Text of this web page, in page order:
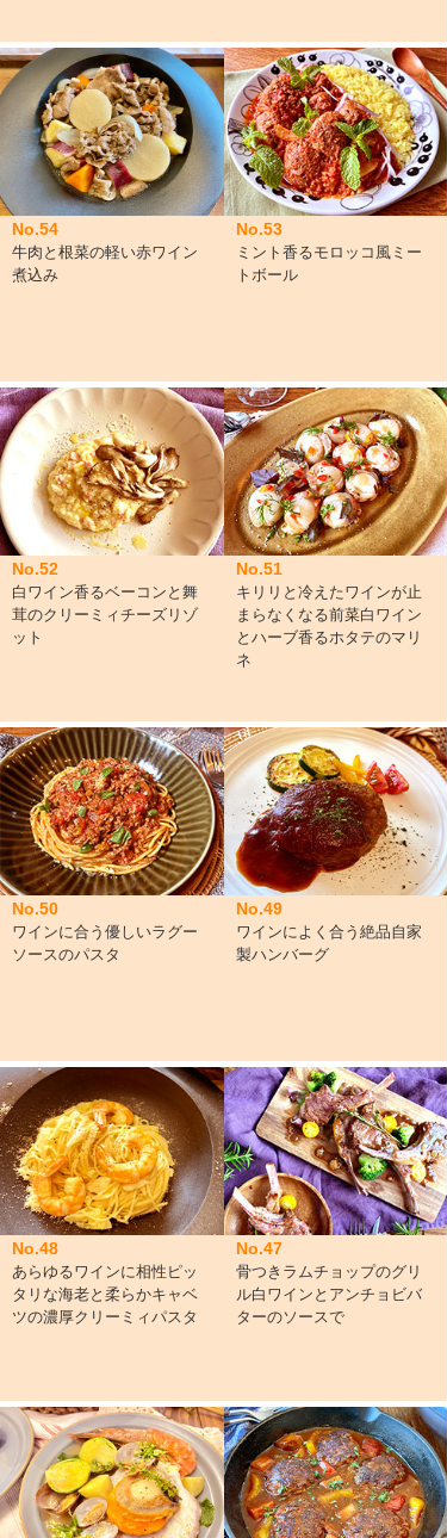
No.54
牛肉と根菜の軽い赤ワイン
煮込み
No.53
ミント香るモロッコ風ミー
トボール
No.52
白ワイン香るベーコンと舞
茸のクリーミィチーズリゾ
ット
No.51
キリリと冷えたワインが止
まらなくなる前菜白ワイン
とハーブ香るホタテのマリ
ネ
No.50
ワインに合う優しいラグー
ソースのパスタ
No.49
ワインによく合う絶品自家
製ハンバーグ
No.48
あらゆるワインに相性ピッ
タリな海老と柔らかキャベ
ツの濃厚クリーミィパスタ
No.47
骨つきラムチョップのグリ
ル白ワインとアンチョビバ
ターのソースで